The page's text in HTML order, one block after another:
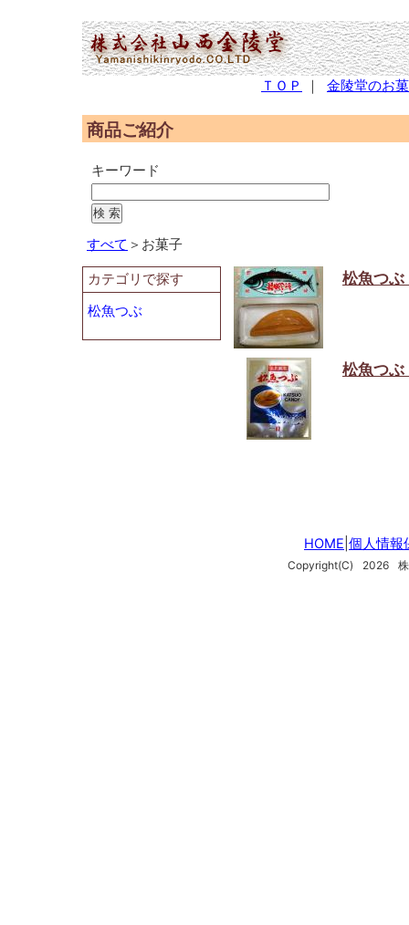
ＴＯＰ ｜ 金陵堂のお
商品ご紹介
キーワード
すべて ＞お菓子
カテゴリで探す
松魚つぶ
松魚つ
松魚つ
HOME 個人情報
Copyright(C) 2026